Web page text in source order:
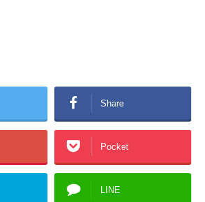
Share
Pocket
LINE